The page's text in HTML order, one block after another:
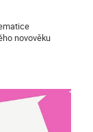
novověku